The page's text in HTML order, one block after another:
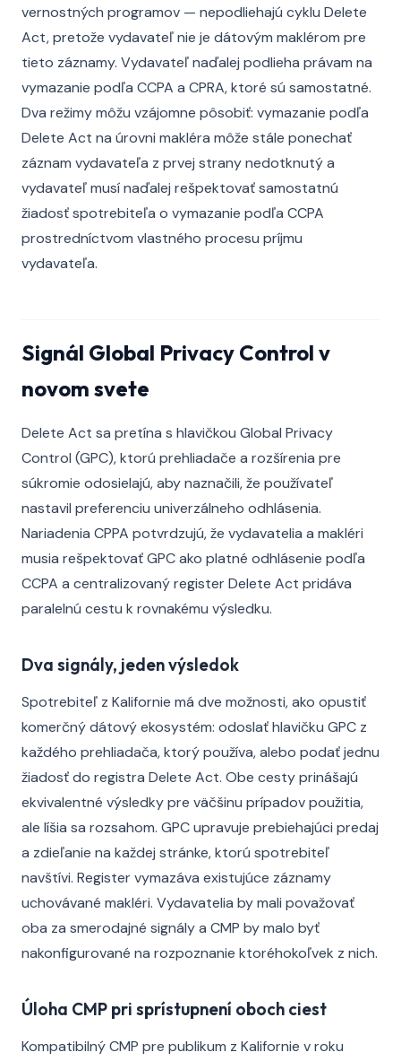
vernostných programov — nepodliehajú cyklu Delete
Act, pretože vydavateľ nie je dátovým maklérom pre
tieto záznamy. Vydavateľ naďalej podlieha právam na
vymazanie podľa CCPA a CPRA, ktoré sú samostatné.
Dva režimy môžu vzájomne pôsobiť: vymazanie podľa
Delete Act na úrovni makléra môže stále ponechať
záznam vydavateľa z prvej strany nedotknutý a
vydavateľ musí naďalej rešpektovať samostatnú
žiadosť spotrebiteľa o vymazanie podľa CCPA
prostredníctvom vlastného procesu príjmu
vydavateľa.
Signál Global Privacy Control v
novom svete
Delete Act sa pretína s hlavičkou Global Privacy
Control (GPC), ktorú prehliadače a rozšírenia pre
súkromie odosielajú, aby naznačili, že používateľ
nastavil preferenciu univerzálneho odhlásenia.
Nariadenia CPPA potvrdzujú, že vydavatelia a makléri
musia rešpektovať GPC ako platné odhlásenie podľa
CCPA a centralizovaný register Delete Act pridáva
paralelnú cestu k rovnakému výsledku.
Dva signály, jeden výsledok
Spotrebiteľ z Kalifornie má dve možnosti, ako opustiť
komerčný dátový ekosystém: odoslať hlavičku GPC z
každého prehliadača, ktorý používa, alebo podať jednu
žiadosť do registra Delete Act. Obe cesty prinášajú
ekvivalentné výsledky pre väčšinu prípadov použitia,
ale líšia sa rozsahom. GPC upravuje prebiehajúci predaj
a zdieľanie na každej stránke, ktorú spotrebiteľ
navštívi. Register vymazáva existujúce záznamy
uchovávané makléri. Vydavatelia by mali považovať
oba za smerodajné signály a CMP by malo byť
nakonfigurované na rozpoznanie ktoréhokoľvek z nich.
Úloha CMP pri sprístupnení oboch ciest
Kompatibilný CMP pre publikum z Kalifornie v roku